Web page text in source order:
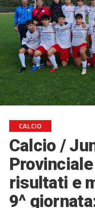
CALCIO
Calcio /
risultati e
9^